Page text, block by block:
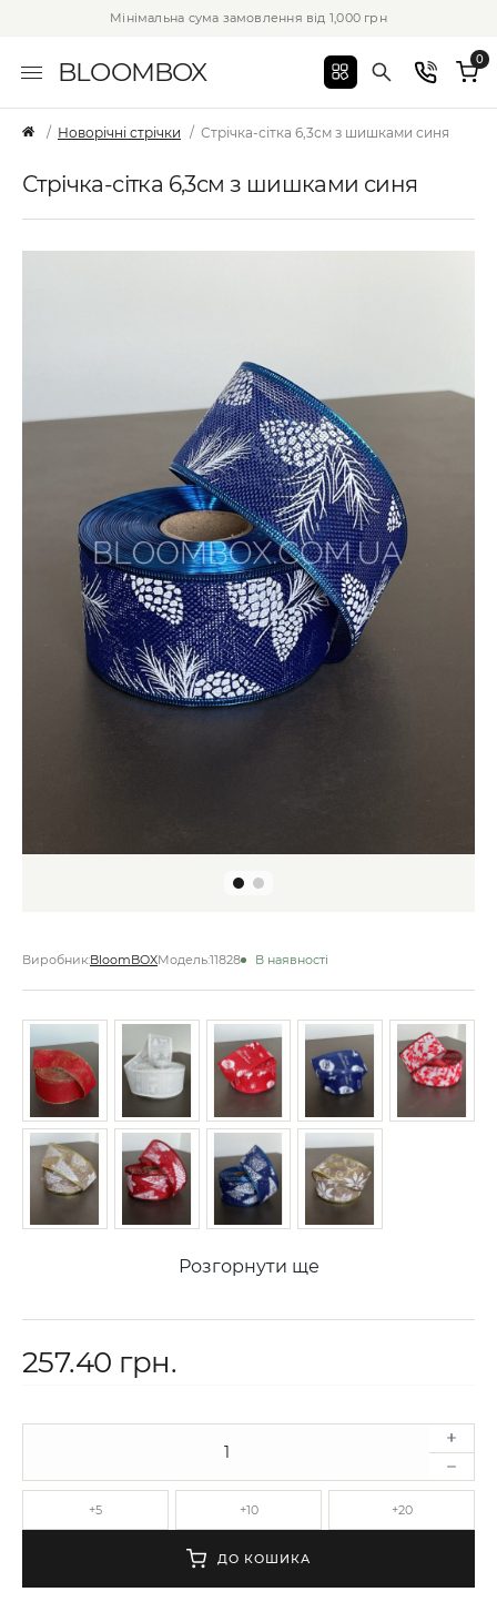
Мінімальна сума замовлення від 1,000 грн
BLOOMBOX 0
Новорічні стрічки Стрічка-сітка 6,3см з шишками синя
Стрічка-сітка 6,3см з шишками синя
Виробник:BloomBOXМодель:11828 В наявності
Розгорнути ще
257.40 грн.
+5 +10 +20
ДО КОШИКА